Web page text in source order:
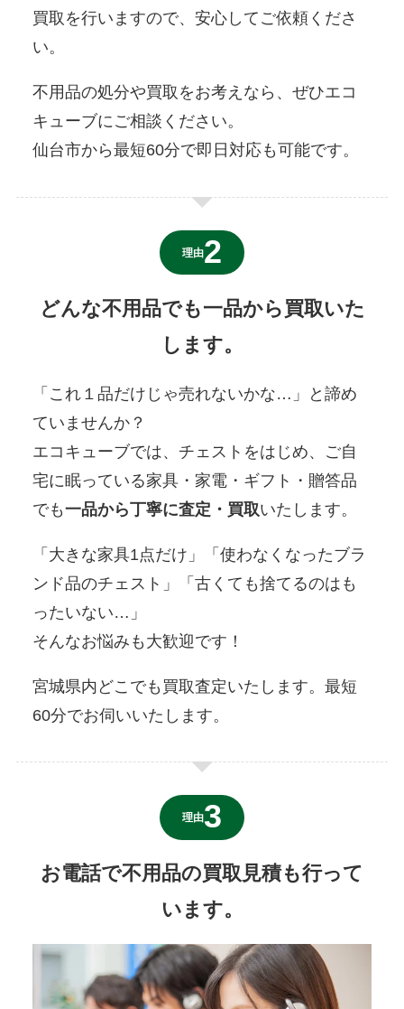
買取を行いますので、安心してご依頼くださ
い。
不用品の処分や買取をお考えなら、ぜひエコ
キューブにご相談ください。
仙台市から最短60分で即日対応も可能です。
理由
どんな不用品でも一品から買取いた
します。
「これ１品だけじゃ売れないかな…」と諦め
ていませんか？
エコキューブでは、チェストをはじめ、ご自
宅に眠っている家具・家電・ギフト・贈答品
でも一品から丁寧に査定・買取いたします。
「大きな家具1点だけ」「使わなくなったブラ
ンド品のチェスト」「古くても捨てるのはも
ったいない…」
そんなお悩みも大歓迎です！
宮城県内どこでも買取査定いたします。最短
60分でお伺いいたします。
理由
お電話で不用品の買取見積も行って
います。